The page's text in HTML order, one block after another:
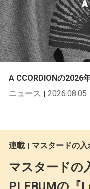
A CCORDIONの2026
ニュース
2026.08.05
連載 マスタードの
マスタードの